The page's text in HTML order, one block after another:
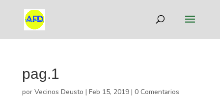
pag.1
por Vecinos Deusto | Feb 15, 2019| 0 Comentarios